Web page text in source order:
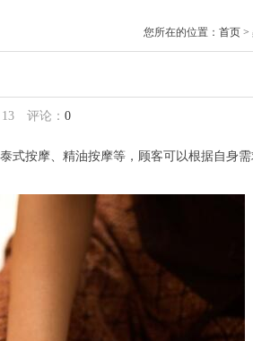
您所在的位置： 首页 >
13 评论： 0
按摩、精油按摩等，顾客可以根据自身需